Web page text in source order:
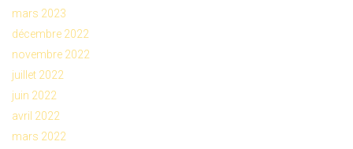
mars 2023
décembre 2022
novembre 2022
juillet 2022
juin 2022
avril 2022
mars 2022